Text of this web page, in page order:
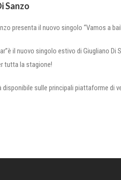
Sanzo
presenta il nuovo singolo “Vamos a
il nuovo singolo estivo di Giugliano
tutta la stagione!
disponibile sulle principali piattaforme di